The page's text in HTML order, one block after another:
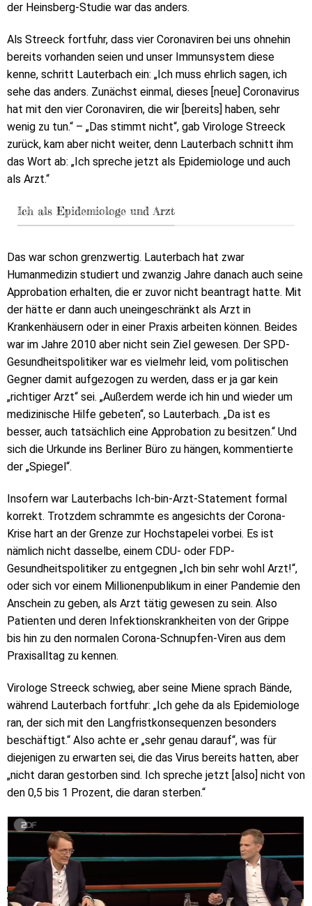
der Heinsberg-Studie war das anders.
Als Streeck fortfuhr, dass vier Coronaviren bei uns ohnehin
bereits vorhanden seien und unser Immunsystem diese
kenne, schritt Lauterbach ein: „Ich muss ehrlich sagen, ich
sehe das anders. Zunächst einmal, dieses [neue] Coronavirus
hat mit den vier Coronaviren, die wir [bereits] haben, sehr
wenig zu tun.“ – „Das stimmt nicht“, gab Virologe Streeck
zurück, kam aber nicht weiter, denn Lauterbach schnitt ihm
das Wort ab: „Ich spreche jetzt als Epidemiologe und auch
als Arzt.“
Ich als Epidemiologe und Arzt
Das war schon grenzwertig. Lauterbach hat zwar
Humanmedizin studiert und zwanzig Jahre danach auch seine
Approbation erhalten, die er zuvor nicht beantragt hatte. Mit
der hätte er dann auch uneingeschränkt als Arzt in
Krankenhäusern oder in einer Praxis arbeiten können. Beides
war im Jahre 2010 aber nicht sein Ziel gewesen. Der SPD-
Gesundheitspolitiker war es vielmehr leid, vom politischen
Gegner damit aufgezogen zu werden, dass er ja gar kein
„richtiger Arzt“ sei. „Außerdem werde ich hin und wieder um
medizinische Hilfe gebeten“, so Lauterbach. „Da ist es
besser, auch tatsächlich eine Approbation zu besitzen.“ Und
sich die Urkunde ins Berliner Büro zu hängen, kommentierte
der „Spiegel“.
Insofern war Lauterbachs Ich-bin-Arzt-Statement formal
korrekt. Trotzdem schrammte es angesichts der Corona-
Krise hart an der Grenze zur Hochstapelei vorbei. Es ist
nämlich nicht dasselbe, einem CDU- oder FDP-
Gesundheitspolitiker zu entgegnen „Ich bin sehr wohl Arzt!“,
oder sich vor einem Millionenpublikum in einer Pandemie den
Anschein zu geben, als Arzt tätig gewesen zu sein. Also
Patienten und deren Infektionskrankheiten von der Grippe
bis hin zu den normalen Corona-Schnupfen-Viren aus dem
Praxisalltag zu kennen.
Virologe Streeck schwieg, aber seine Miene sprach Bände,
während Lauterbach fortfuhr: „Ich gehe da als Epidemiologe
ran, der sich mit den Langfristkonsequenzen besonders
beschäftigt.“ Also achte er „sehr genau darauf“, was für
diejenigen zu erwarten sei, die das Virus bereits hatten, aber
„nicht daran gestorben sind. Ich spreche jetzt [also] nicht von
den 0,5 bis 1 Prozent, die daran sterben.“